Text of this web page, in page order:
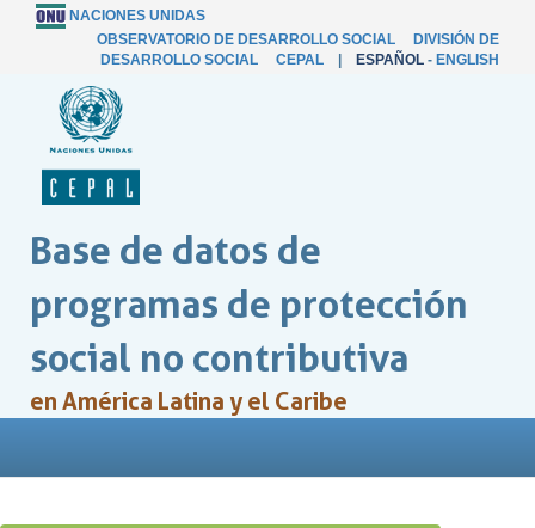
NACIONES UNIDAS
OBSERVATORIO DE DESARROLLO SOCIAL
DIVISIÓN DE
DESARROLLO SOCIAL
CEPAL ESPAÑOL - ENGLISH
Base de datos de
programas de protección
social no contributiva
en América Latina y el Caribe